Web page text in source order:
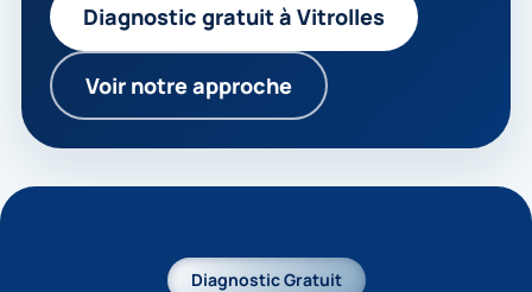
Diagnostic gratuit à Vitrolles
Voir notre approche
Diagnostic Gratuit